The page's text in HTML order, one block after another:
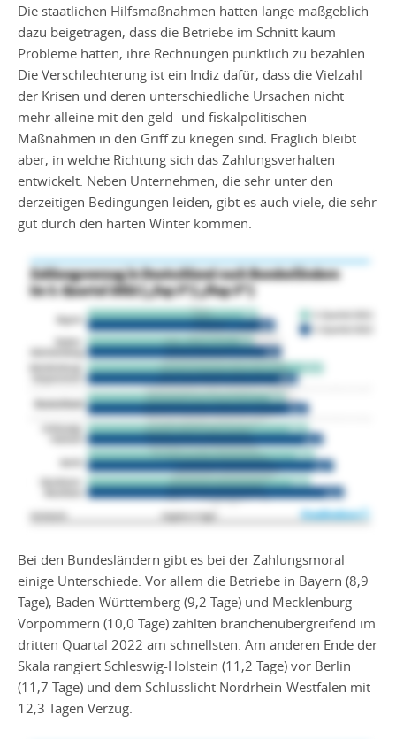
Die staatlichen Hilfsmaßnahmen hatten lange maßgeblich
dazu beigetragen, dass die Betriebe im Schnitt kaum
Probleme hatten, ihre Rechnungen pünktlich zu bezahlen.
Die Verschlechterung ist ein Indiz dafür, dass die Vielzahl
der Krisen und deren unterschiedliche Ursachen nicht
mehr alleine mit den geld- und fiskalpolitischen
Maßnahmen in den Griff zu kriegen sind. Fraglich bleibt
aber, in welche Richtung sich das Zahlungsverhalten
entwickelt. Neben Unternehmen, die sehr unter den
derzeitigen Bedingungen leiden, gibt es auch viele, die sehr
gut durch den harten Winter kommen.
Bei den Bundesländern gibt es bei der Zahlungsmoral
einige Unterschiede. Vor allem die Betriebe in Bayern (8,9
Tage), Baden-Württemberg (9,2 Tage) und Mecklenburg-
Vorpommern (10,0 Tage) zahlten branchenübergreifend im
dritten Quartal 2022 am schnellsten. Am anderen Ende der
Skala rangiert Schleswig-Holstein (11,2 Tage) vor Berlin
(11,7 Tage) und dem Schlusslicht Nordrhein-Westfalen mit
12,3 Tagen Verzug.